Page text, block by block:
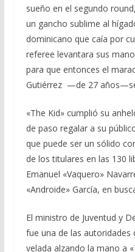
sueño en el segundo
un gancho sublime al
dominicano que caía por
referee levantara sus
para que entonces el
Gutiérrez —de 27
«The Kid» cumplió su
de paso regalar a su
que puede ser un sólido
de los titulares en las 130
Emanuel «Vaquero»
«Androide» García, en
El ministro de Juventud y
fue una de las autoridades
velada alzando la mano a